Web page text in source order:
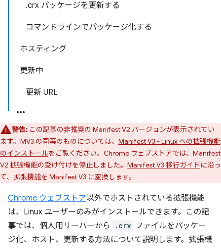
.crx パッケージを更新する
コマンドラインでパッケージ化する
ホスティング
更新中
更新 URL
警告: この記事の非推奨の Manifest V2 バージョンが表示されてい
ます。MV3 の同等のものについては、 Manifest V3 - Linux への拡張機能
のインストールをご覧ください。Chrome ウェブストアでは、Manifest
V2 拡張機能の受け付けを停止しました。 Manifest V3 移行ガイドに沿っ
て、拡張機能を Manifest V3 に変換します。
Chrome ウェブストア以外でホストされている拡張機能
は、Linux ユーザーのみがインストールできます。この記
事では、個人用サーバーから
.crx ファイルをパッケー
ジ化、ホスト、更新する方法について説明します。拡張機